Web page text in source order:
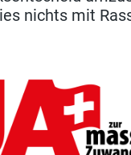
nichts mit